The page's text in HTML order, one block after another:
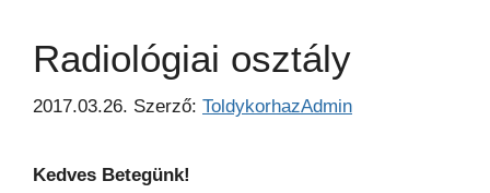
Radiológiai osztály
2017.03.26. Szerző: ToldykorhazAdmin
Kedves Betegünk!